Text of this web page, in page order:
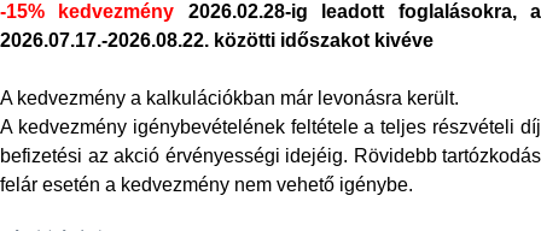
-15% kedvezmény 2026.02.28-ig leadott foglalásokra,
a
2026.07.17.-2026.08.22. közötti időszakot kivéve
A kedvezmény a kalkulációkban már levonásra került.
A kedvezmény igénybevételének feltétele a teljes részvételi díj
befizetési az akció érvényességi idejéig. Rövidebb tartózkodás
felár esetén a kedvezmény nem vehető igénybe.